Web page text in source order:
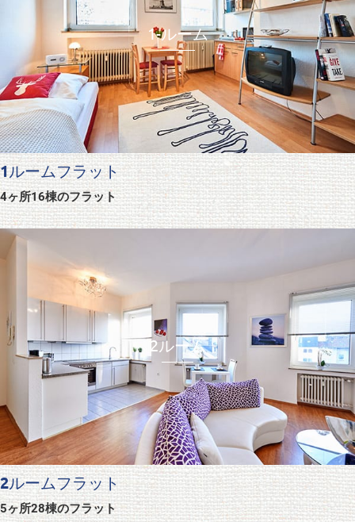
1-ルーム
1ルームフラット
4ヶ所16棟のフラット
2ルーム
2ルームフラット
5ヶ所28棟のフラット